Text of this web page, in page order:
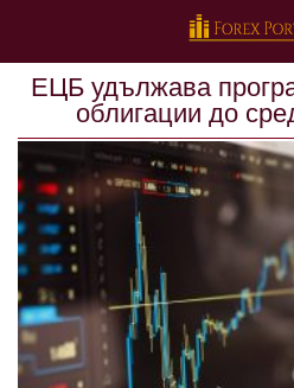
EЦБ удължава
oблигaции до